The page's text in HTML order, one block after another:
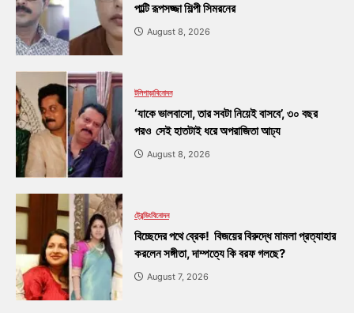
পাল্টি রূপসজ্জা শিল্পী সিমরনের
August 8, 2026
টলিপাড়াবিনোদন
‘যাকে ভালবাসো, তার সবটা নিয়েই বাসবে’, ৩০ বছর
পরও সেই হাতটাই ধরে অপরাজিতা আঢ্য
August 8, 2026
ট্রেন্ডিংবিনোদন
বিচ্ছেদের পথে ব্রেক! বিজয়ের বিরুদ্ধে মামলা প্রত্যাহার
করলেন সঙ্গীতা, দাম্পত্যে কি বরফ গলছে?
August 7, 2026